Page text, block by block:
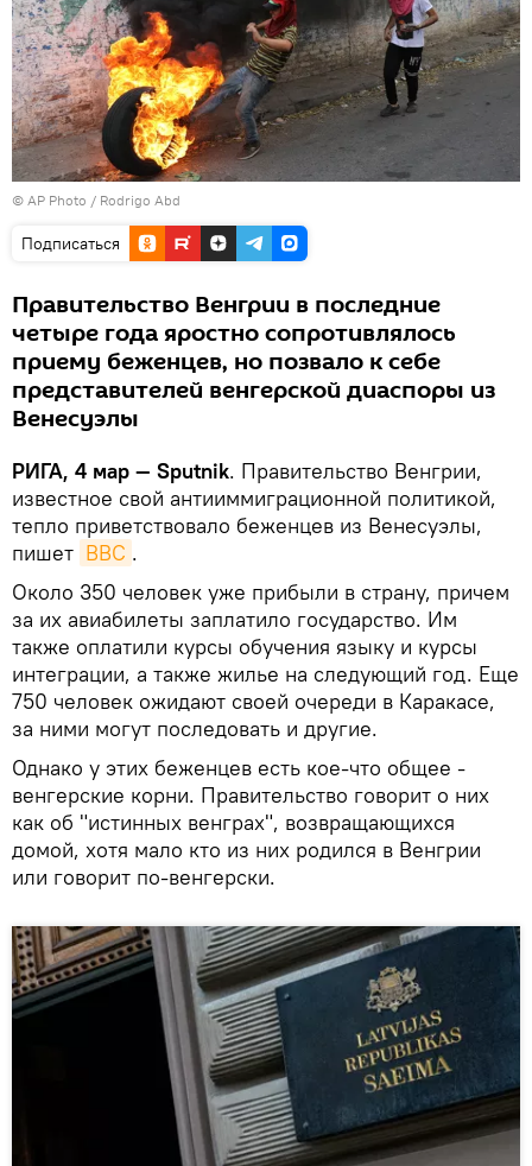
© AP Photo / Rodrigo Abd
Подписаться
Правительство Венгрии в последние
четыре года яростно сопротивлялось
приему беженцев, но позвало к себе
представителей венгерской диаспоры из
Венесуэлы
РИГА, 4 мар — Sputnik. Правительство Венгрии,
известное свой антииммиграционной политикой,
тепло приветствовало беженцев из Венесуэлы,
пишет BBC .
Около 350 человек уже прибыли в страну, причем
за их авиабилеты заплатило государство. Им
также оплатили курсы обучения языку и курсы
интеграции, а также жилье на следующий год. Еще
750 человек ожидают своей очереди в Каракасе,
за ними могут последовать и другие.
Однако у этих беженцев есть кое-что общее -
венгерские корни. Правительство говорит о них
как об "истинных венграх", возвращающихся
домой, хотя мало кто из них родился в Венгрии
или говорит по-венгерски.